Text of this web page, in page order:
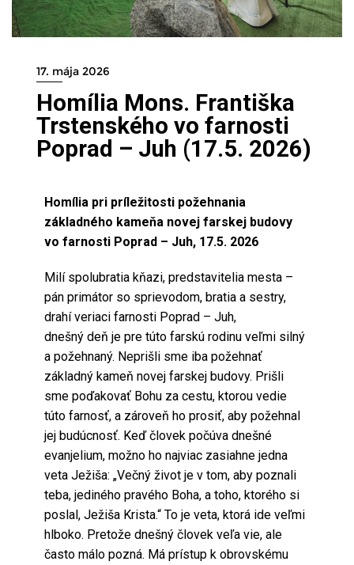
17. mája 2026
Homília Mons. Františka
Trstenského vo farnosti
Poprad – Juh (17.5. 2026)
Homília pri príležitosti požehnania
základného kameňa novej farskej budovy
vo farnosti Poprad – Juh, 17.5. 2026
Milí spolubratia kňazi, predstavitelia mesta –
pán primátor so sprievodom, bratia a sestry,
drahí veriaci farnosti Poprad – Juh,
dnešný deň je pre túto farskú rodinu veľmi silný
a požehnaný. Neprišli sme iba požehnať
základný kameň novej farskej budovy. Prišli
sme poďakovať Bohu za cestu, ktorou vedie
túto farnosť, a zároveň ho prosiť, aby požehnal
jej budúcnosť. Keď človek počúva dnešné
evanjelium, možno ho najviac zasiahne jedna
veta Ježiša: „Večný život je v tom, aby poznali
teba, jediného pravého Boha, a toho, ktorého si
poslal, Ježiša Krista.“ To je veta, ktorá ide veľmi
hlboko. Pretože dnešný človek veľa vie, ale
často málo pozná. Má prístup k obrovskému